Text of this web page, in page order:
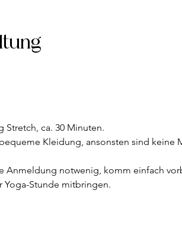
Stretch, ca. 30 Minuten.
Kleidung, ansonsten sind keine
Anmeldung notwenig, komm einfach
Yoga-Stunde mitbringen.